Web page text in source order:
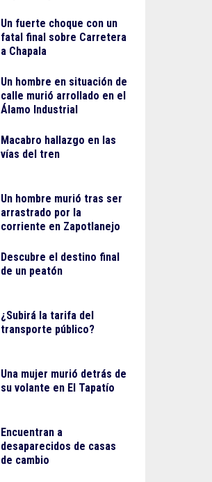
Un fuerte choque con un
fatal final sobre Carretera
a Chapala
Un hombre en situación de
calle murió arrollado en el
Álamo Industrial
Macabro hallazgo en las
vías del tren
Un hombre murió tras ser
arrastrado por la
corriente en Zapotlanejo
Descubre el destino final
de un peatón
¿Subirá la tarifa del
transporte público?
Una mujer murió detrás de
su volante en El Tapatío
Encuentran a
desaparecidos de casas
de cambio